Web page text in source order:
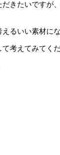
きたいですが
るいい素材に
考えてみてくだ